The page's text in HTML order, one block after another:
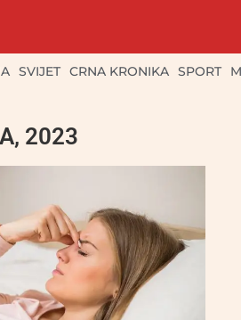
SVIJET CRNA KRONIKA SPORT
2023